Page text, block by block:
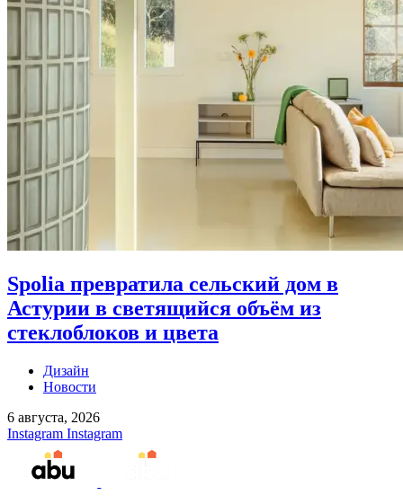
Spolia превратила сельский дом в
Астурии в светящийся объём из
стеклоблоков и цвета
Дизайн
Новости
6 августа, 2026
Instagram Instagram